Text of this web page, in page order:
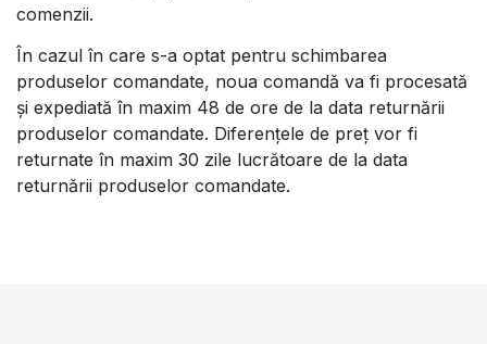
comenzii.
În cazul în care s-a optat pentru schimbarea
produselor comandate, noua comandă va fi procesată
și expediată în maxim 48 de ore de la data returnării
produselor comandate. Diferențele de preț vor fi
returnate în maxim 30 zile lucrătoare de la data
returnării produselor comandate.